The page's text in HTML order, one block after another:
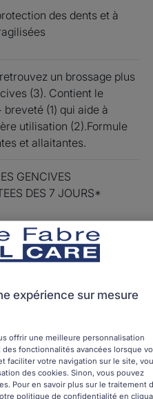
des dents et à
un brossage plus
(3). Contient le
(1) qui aide à
utilisation (2).Formule
et allaitantes.
GENCIVES
DES 7 JOURS*
jour pendant
enceintes - jeunes
expérience sur mesure
offrir une meilleure personnalisation
fonctionnalités avancées lorsque
faciliter votre navigation sur le site,
des cookies. Sinon, vous pouvez
Pour en savoir plus sur le traitement
politique de confidentialité en